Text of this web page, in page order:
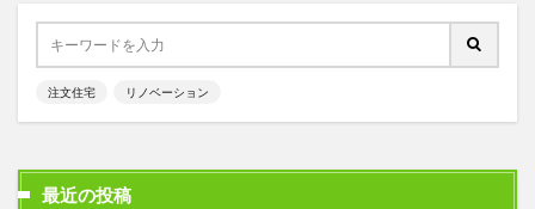
注文住宅 リノベーション
最近の投稿